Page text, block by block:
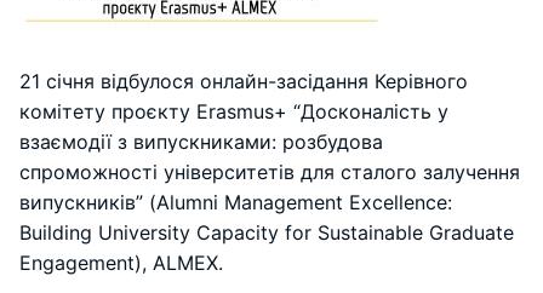
21 січня відбулося онлайн-засідання Керівного
комітету проєкту Erasmus+ “Досконалість у
взаємодії з випускниками: розбудова
спроможності університетів для сталого залучення
випускників” (Alumni Management Excellence:
Building University Capacity for Sustainable Graduate
Engagement), ALMEX.